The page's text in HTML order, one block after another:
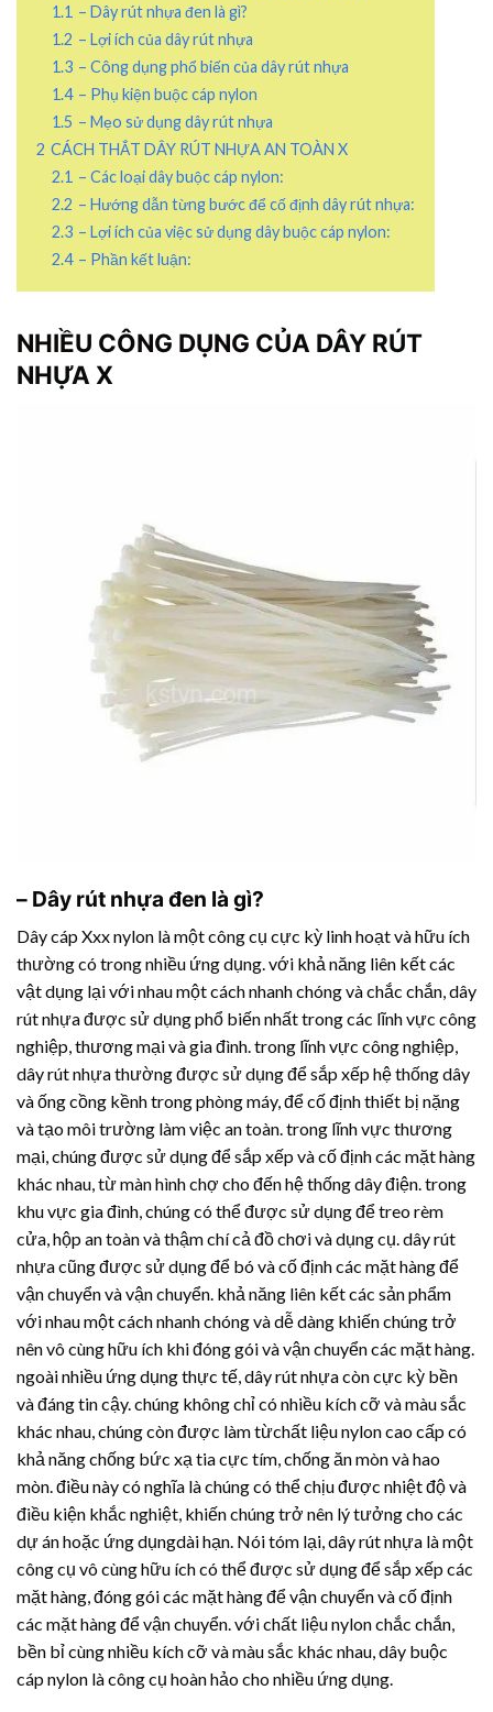
1.1 – Dây rút nhựa đen là gì?
1.2 – Lợi ích của dây rút nhựa
1.3 – Công dụng phổ biến của dây rút nhựa
1.4 – Phụ kiện buộc cáp nylon
1.5 – Mẹo sử dụng dây rút nhựa
2 CÁCH THẮT DÂY RÚT NHỰA AN TOÀN X
2.1 – Các loại dây buộc cáp nylon:
2.2 – Hướng dẫn từng bước để cố định dây rút nhựa:
2.3 – Lợi ích của việc sử dụng dây buộc cáp nylon:
2.4 – Phần kết luận:
NHIỀU CÔNG DỤNG CỦA DÂY RÚT
NHỰA X
– Dây rút nhựa đen là gì?
Dây cáp Xxx nylon là một công cụ cực kỳ linh hoạt và hữu ích
thường có trong nhiều ứng dụng. với khả năng liên kết các
vật dụng lại với nhau một cách nhanh chóng và chắc chắn,dây
rút nhựađược sử dụng phổ biến nhất trong các lĩnh vực công
nghiệp, thương mại và gia đình. trong lĩnh vực công nghiệp,
dây rút nhựathường được sử dụng để sắp xếp hệ thống dây
và ống cồng kềnh trong phòng máy, để cố định thiết bị nặng
và tạo môi trường làm việc an toàn. trong lĩnh vực thương
mại, chúng được sử dụng để sắp xếp và cố định các mặt hàng
khác nhau, từ màn hình chợ cho đến hệ thống dây điện. trong
khu vực gia đình, chúng có thể được sử dụng để treo rèm
cửa, hộp an toàn và thậm chí cả đồ chơi và dụng cụ.dây rút
nhựacũng được sử dụng để bó và cố định các mặt hàng để
vận chuyển và vận chuyển. khả năng liên kết các sản phẩm
với nhau một cách nhanh chóng và dễ dàng khiến chúng trở
nên vô cùng hữu ích khi đóng gói và vận chuyển các mặt hàng.
ngoài nhiều ứng dụng thực tế,dây rút nhựacòn cực kỳ bền
và đáng tin cậy. chúng không chỉ có nhiều kích cỡ và màu sắc
khác nhau, chúng còn được làm từchất liệu nylon cao cấp có
khả năng chống bức xạ tia cực tím, chống ăn mòn và hao
mòn. điều này có nghĩa là chúng có thể chịu được nhiệt độ và
điều kiện khắc nghiệt, khiến chúng trở nên lý tưởng cho các
dự án hoặc ứng dụngdài hạn. Nói tóm lại,dây rút nhựa là một
công cụ vô cùng hữu ích có thể được sử dụng để sắp xếp các
mặt hàng, đóng gói các mặt hàng để vận chuyển và cố định
các mặt hàng để vận chuyển. với chất liệu nylon chắc chắn,
bền bỉ cùng nhiều kích cỡ và màu sắc khác nhau, dây buộc
cáp nylon là công cụ hoàn hảo cho nhiều ứng dụng.